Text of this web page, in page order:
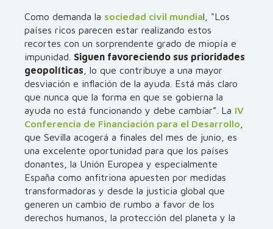
Como demanda la sociedad civil mundial, "Los
países ricos parecen estar realizando estos
recortes con un sorprendente grado de miopía e
impunidad. Siguen favoreciendo sus prioridades
geopolíticas , lo que contribuye a una mayor
desviación e inflación de la ayuda. Está más claro
que nunca que la forma en que se gobierna la
ayuda no está funcionando y debe cambiar”. La IV
Conferencia de Financiación para el Desarrollo
que Sevilla acogerá a finales del mes de junio, es
una excelente oportunidad para que los países
donantes, la Unión Europea y especialmente
España como anfitriona apuesten por medidas
transformadoras y desde la justicia global que
generen un cambio de rumbo a favor de los
derechos humanos, la protección del planeta y la